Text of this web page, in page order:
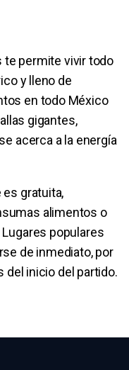
te permite vivir todo
y lleno de
en todo México
gigantes,
acerca a la energía
gratuita,
alimentos o
populares
de inmediato, por
del inicio del partido.